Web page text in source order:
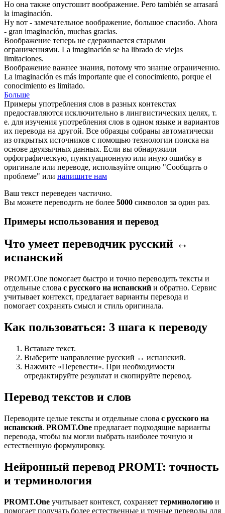
Но она также опустошит воображение. Pero también se arrasará
la imaginación.
Ну вот - замечательное воображение, большое спасибо. Ahora
- gran imaginación, muchas gracias.
Воображение теперь не сдерживается старыми
ограничениями. La imaginación se ha librado de viejas
limitaciones.
Воображение важнее знания, потому что знание ограниченно.
La imaginación es más importante que el conocimiento, porque el
conocimiento es limitado.
Больше
Примеры употребления слов в разных контекстах
предоставляются исключительно в лингвистических целях, т.
е. для изучения употребления слов в одном языке и вариантов
их перевода на другой. Все образцы собраны автоматически
из открытых источников с помощью технологии поиска на
основе двуязычных данных. Если вы обнаружили
орфографическую, пунктуационную или иную ошибку в
оригинале или переводе, используйте опцию "Сообщить о
проблеме" или напишите нам
Ваш текст переведен частично.
Вы можете переводить не более 5000 символов за один раз.
Примеры использования и перевод
Что умеет переводчик русский ↔
испанский
PROMT.One помогает быстро и точно переводить тексты и
отдельные слова с русского на испанский и обратно. Сервис
учитывает контекст, предлагает варианты перевода и
помогает сохранять смысл и стиль оригинала.
Как пользоваться: 3 шага к переводу
Вставьте текст.
Выберите направление русский ↔ испанский.
Нажмите «Перевести». При необходимости
отредактируйте результат и скопируйте перевод.
Перевод текстов и слов
Переводите целые тексты и отдельные слова с русского на
испанский. PROMT.One предлагает подходящие варианты
перевода, чтобы вы могли выбрать наиболее точную и
естественную формулировку.
Нейронный перевод PROMT: точность
и терминология
PROMT.One учитывает контекст, сохраняет терминологию и
помогает получать более естественные и точные переводы для